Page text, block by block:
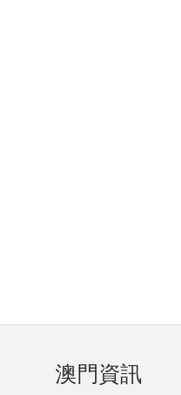
澳門資訊